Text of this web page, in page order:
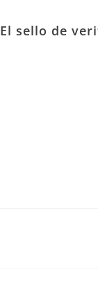
El sello de